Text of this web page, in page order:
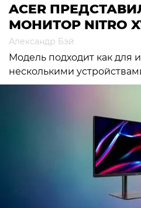
ACER
МОНИТОР NITRO
Александр Бэй
Модель подходит как для
несколькими